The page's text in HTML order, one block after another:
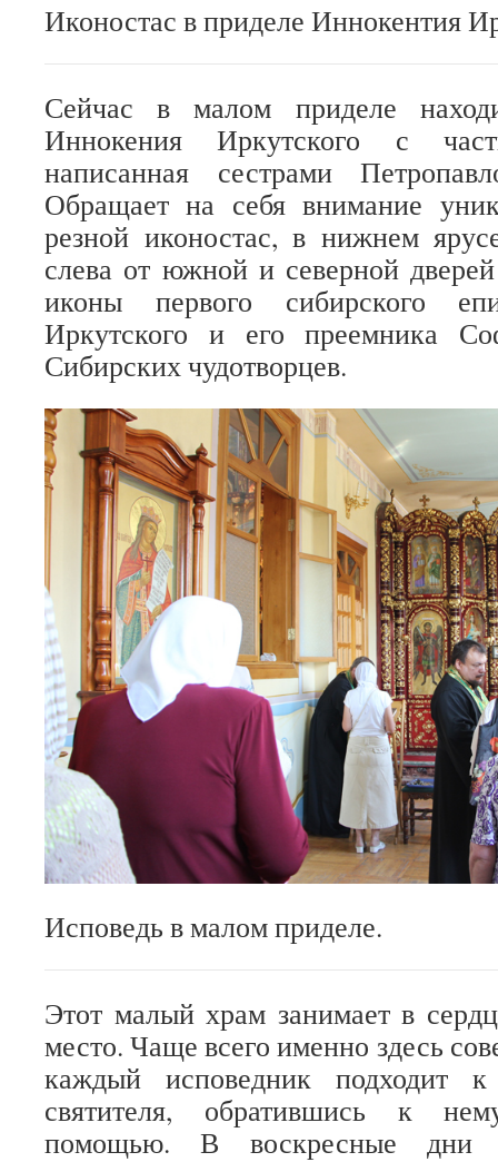
Иконостас в приделе Иннокентия
Сейчас в малом приделе
Иннокения Иркутского с
написанная сестрами
Обращает на себя внимание
резной иконостас, в нижнем
слева от южной и северной
иконы первого сибирского
Иркутского и его преемника
Сибирских чудотворцев.
Исповедь в малом приделе.
Этот малый храм занимает в
место. Чаще всего именно здесь
каждый исповедник подходит
святителя, обратившись к
помощью. В воскресные дни